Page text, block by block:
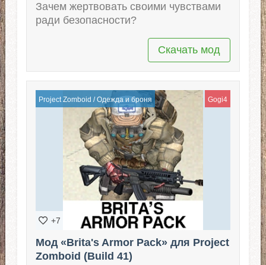
Зачем жертвовать своими чувствами
ради безопасности?
Скачать мод
Project Zomboid /Одежда и броня Gogi4
+7
Мод «Brita's Armor Pack» для Project
Zomboid (Build 41)